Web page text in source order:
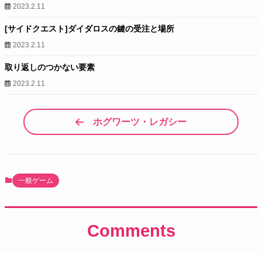
2023.2.11
[サイドクエスト]ダイダロスの鍵の受注と場所
2023.2.11
取り返しのつかない要素
2023.2.11
ホグワーツ・レガシー
一般ゲーム
Comments